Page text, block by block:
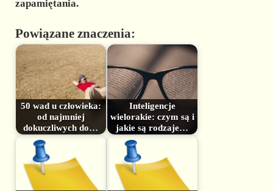
zapamiętania.
Powiązane znaczenia:
50 wad u człowieka:
od najmniej
dokuczliwych do…
Inteligencje
wielorakie: czym są i
jakie są rodzaje…